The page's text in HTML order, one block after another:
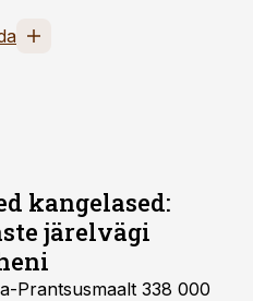
kangelased:
järelvägi
Prantsusmaalt 338 000